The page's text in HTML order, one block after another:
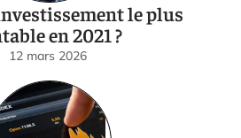
le plus
en 2021 ?
12 mars 2026